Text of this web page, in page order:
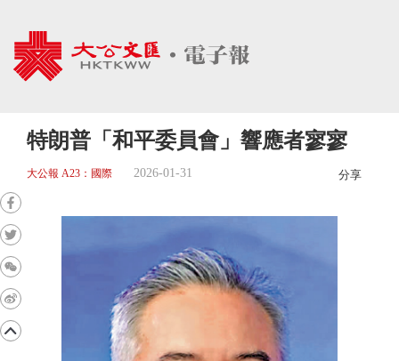
特朗普「和平委員會」響應者寥寥
大公報 A23：國際 2026-01-31 分享